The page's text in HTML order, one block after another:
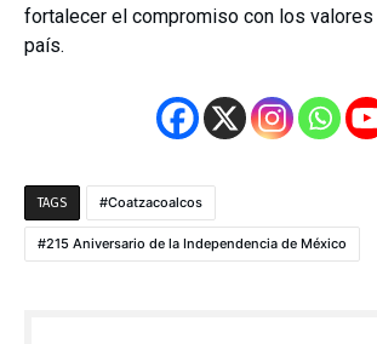
fortalecer el compromiso con los
país.
TAGS Coatzacoalcos
215 Aniversario de la Independencia de México